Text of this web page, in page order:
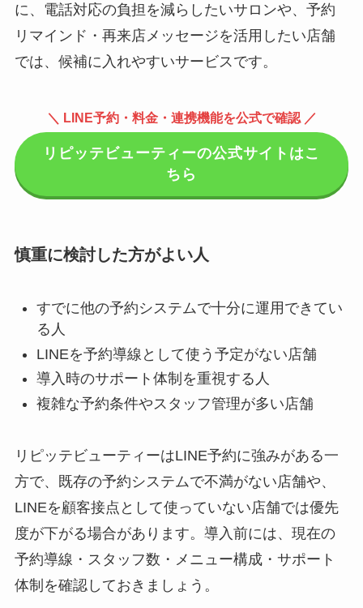
に、電話対応の負担を減らしたいサロンや、予約
リマインド・再来店メッセージを活用したい店舗
では、候補に入れやすいサービスです。
＼ LINE予約・料金・連携機能を公式で確認 ／
リピッテビューティーの公式サイトはこ
ちら
慎重に検討した方がよい人
すでに他の予約システムで十分に運用できてい
る人
LINEを予約導線として使う予定がない店舗
導入時のサポート体制を重視する人
複雑な予約条件やスタッフ管理が多い店舗
リピッテビューティーはLINE予約に強みがある一
方で、既存の予約システムで不満がない店舗や、
LINEを顧客接点として使っていない店舗では優先
度が下がる場合があります。導入前には、現在の
予約導線・スタッフ数・メニュー構成・サポート
体制を確認しておきましょう。